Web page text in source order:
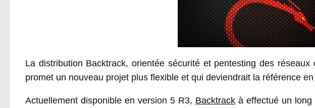
La distribution Backtrack, orientée sécurité et pentesting des
promet un nouveau projet plus flexible et qui deviendrait la référence
Actuellement disponible en version 5 R3, Backtrack à effectué un